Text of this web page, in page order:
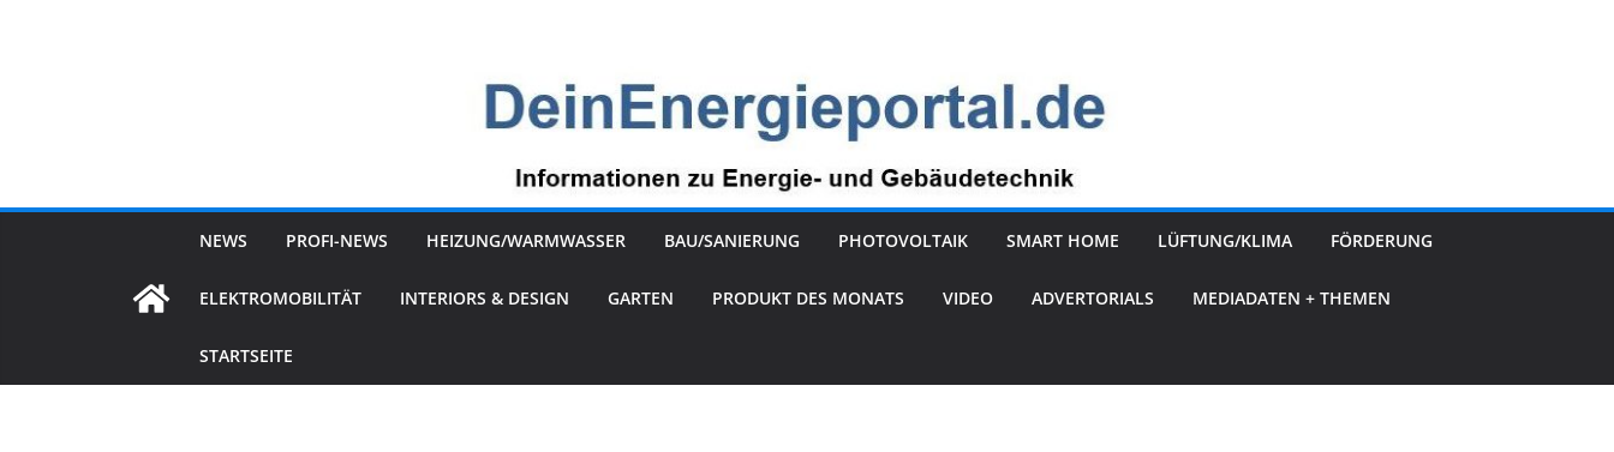
NEWS PROFI-NEWS HEIZUNG/WARMWASSER BAU/SANIERUNG PHOTOVOLTAIK SMART HOME LÜFTUNG/KLIMA FÖRDERUNG
ELEKTROMOBILITÄT INTERIORS & DESIGN GARTEN PRODUKT DES MONATS VIDEO ADVERTORIALS MEDIADATEN + THEMEN
STARTSEITE